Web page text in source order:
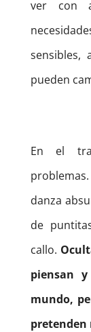
ver con
sensibles,
pueden
En el
danza
de
callo.
piensan
mundo,